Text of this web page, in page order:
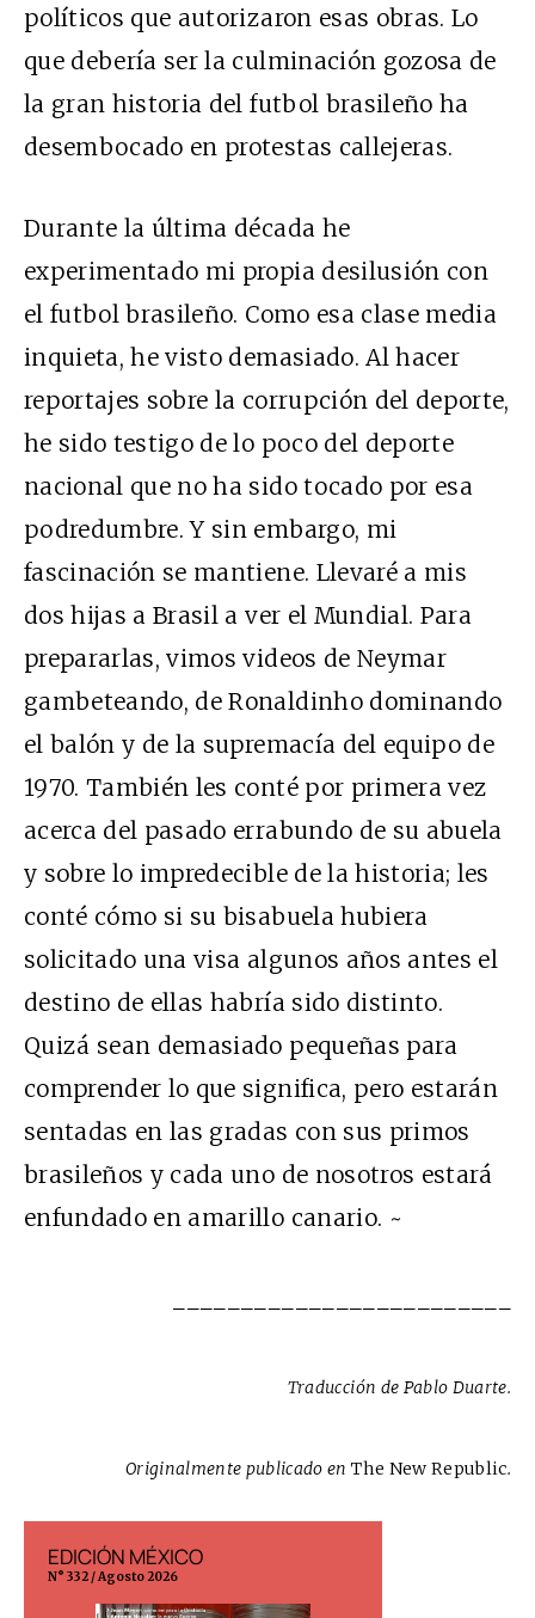
políticos que autorizaron esas obras. Lo
que debería ser la culminación gozosa de
la gran historia del futbol brasileño ha
desembocado en protestas callejeras.
Durante la última década he
experimentado mi propia desilusión con
el futbol brasileño. Como esa clase media
inquieta, he visto demasiado. Al hacer
reportajes sobre la corrupción del deporte,
he sido testigo de lo poco del deporte
nacional que no ha sido tocado por esa
podredumbre. Y sin embargo, mi
fascinación se mantiene. Llevaré a mis
dos hijas a Brasil a ver el Mundial. Para
prepararlas, vimos videos de Neymar
gambeteando, de Ronaldinho dominando
el balón y de la supremacía del equipo de
1970. También les conté por primera vez
acerca del pasado errabundo de su abuela
y sobre lo impredecible de la historia; les
conté cómo si su bisabuela hubiera
solicitado una visa algunos años antes el
destino de ellas habría sido distinto.
Quizá sean demasiado pequeñas para
comprender lo que significa, pero estarán
sentadas en las gradas con sus primos
brasileños y cada uno de nosotros estará
enfundado en amarillo canario. ~
Traducción de Pablo Duarte.
Originalmente publicado enThe New Republic.
EDICIÓN MÉXICO
N° 332 / Agosto 2026